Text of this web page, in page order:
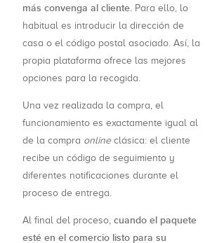
más convenga al cliente. Para ello, lo
habitual es introducir la dirección de
casa o el código postal asociado. Así, la
propia plataforma ofrece las mejores
opciones para la recogida.
Una vez realizada la compra, el
funcionamiento es exactamente igual al
de la compra onlineclásica: el cliente
recibe un código de seguimiento y
diferentes notificaciones durante el
proceso de entrega.
Al final del proceso, cuando el paquete
esté en el comercio listo para su